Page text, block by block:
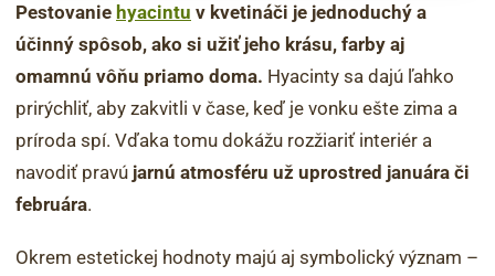
Pestovanie hyacintu v kvetináči je jednoduchý a
účinný spôsob, ako si užiť jeho krásu, farby aj
omamnú vôňu priamo doma. Hyacinty sa dajú ľahko
prirýchliť, aby zakvitli v čase, keď je vonku ešte zima a
príroda spí. Vďaka tomu dokážu rozžiariť interiér a
navodiť pravú jarnú atmosféru už uprostred januára či
februára.
Okrem estetickej hodnoty majú aj symbolický význam –